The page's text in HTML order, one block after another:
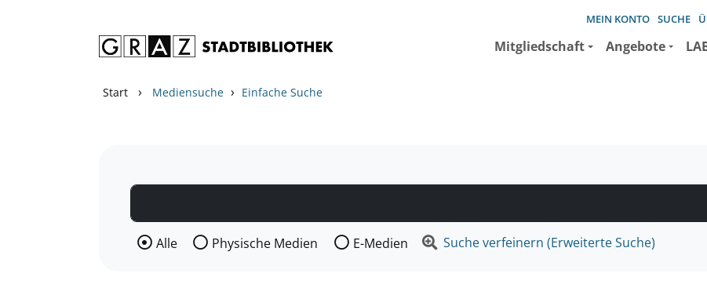
MEIN KONTO SUCHE
Mitgliedschaft Angebote
Start › Mediensuche › Einfache Suche
Wählen Sie die Medienart nach der Sie suchen wollen.
Alle Physische Medien E-Medien Suche verfeinern (Erweiterte Suche)